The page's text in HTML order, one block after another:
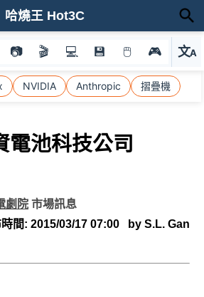
📷 🎬 💻 💾 🖱 🎮 文A
選
NVIDIA Anthropic 摺疊機
哈燒王 Hot3C
電池科技公司
劇院 市場訊息
間: 2015/03/17 07:00 by S.L. Gan